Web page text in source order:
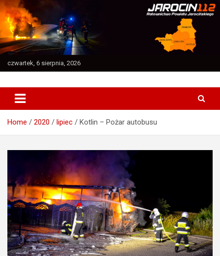
Skip
to
content
czwartek, 6 sierpnia, 2026
Jarocin112
Home 2020 lipiec Kotlin – Pożar autobusu